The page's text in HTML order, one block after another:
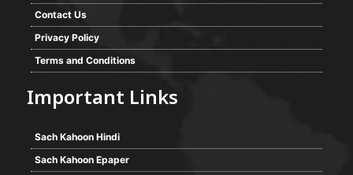
Contact Us
Privacy Policy
Terms and Conditions
Important Links
Sach Kahoon Hindi
Sach Kahoon Epaper